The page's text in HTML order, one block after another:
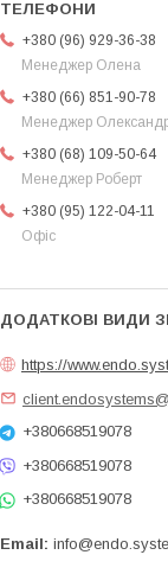
+380 (96) 929-36-38
Менеджер Олена
+380 (66) 851-90-78
Менеджер
+380 (68) 109-50-64
Менеджер Роберт
+380 (95) 122-04-11
Офіс
https://
+380668519078
+380668519078
+380668519078
Email